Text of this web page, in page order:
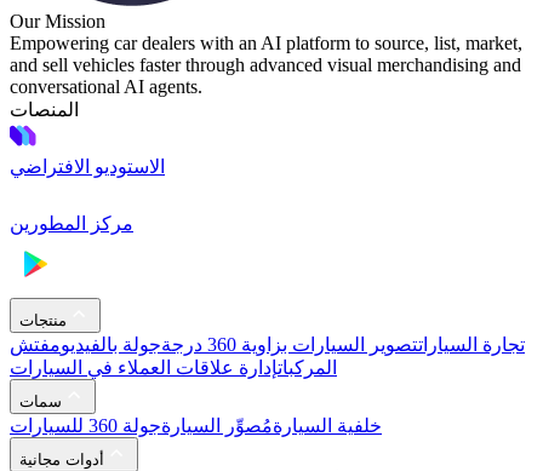
Our Mission
Empowering car dealers with an AI platform to source, list, market,
and sell vehicles faster through advanced visual merchandising and
conversational AI agents.
المنصات
الاستوديو الافتراضي
مركز المطورين
منتجات
تجارة السياراتتصوير السيارات بزاوية 360 درجة جولة بالفيديومفتش
المركباتإدارة علاقات العملاء في السيارات
سمات
خلفية السيارةمُصوِّر السيارةجولة 360 للسيارات
أدوات مجانية